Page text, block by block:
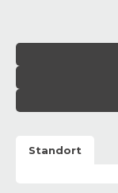
Standort